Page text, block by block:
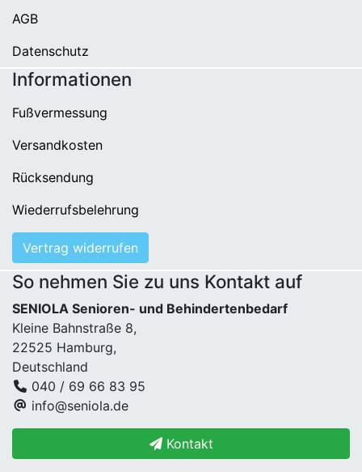
AGB
Datenschutz
Informationen
Fußvermessung
Versandkosten
Rücksendung
Wiederrufsbelehrung
Vertrag widerrufen
So nehmen Sie zu uns Kontakt auf
SENIOLA Senioren- und Behindertenbedarf
Kleine Bahnstraße 8,
22525 Hamburg,
Deutschland
040 / 69 66 83 95
info@seniola.de
Kontakt